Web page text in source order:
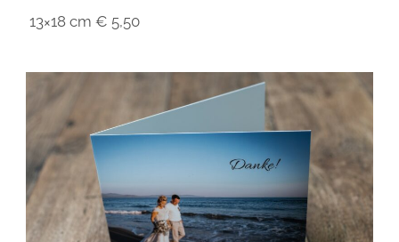
13×18 cm € 5,50